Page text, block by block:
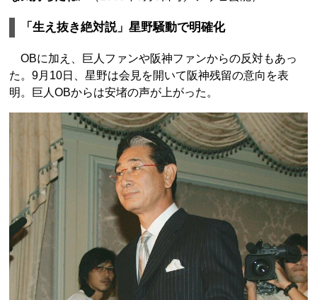
「生え抜き絶対説」星野騒動で明確化
OBに加え、巨人ファンや阪神ファンからの反対もあっ
た。9月10日、星野は会見を開いて阪神残留の意向を表
明。巨人OBからは安堵の声が上がった。